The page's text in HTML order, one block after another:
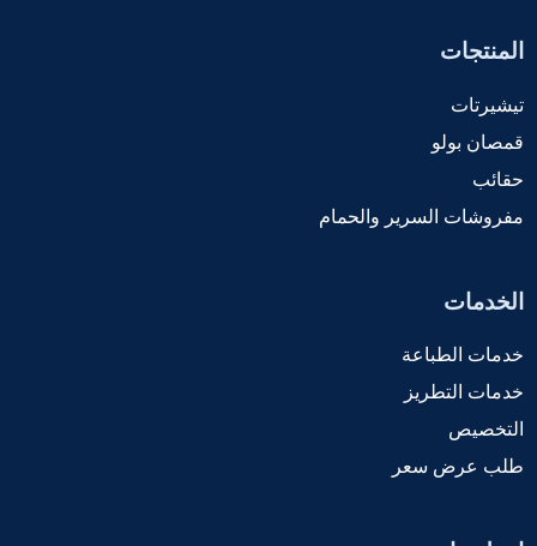
المنتجات
تيشيرتات
قمصان بولو
حقائب
مفروشات السرير والحمام
الخدمات
خدمات الطباعة
خدمات التطريز
التخصيص
طلب عرض سعر